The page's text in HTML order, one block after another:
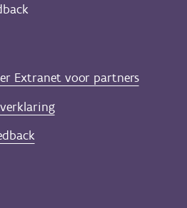
Extranet voor partners